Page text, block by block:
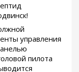
управления
пилота